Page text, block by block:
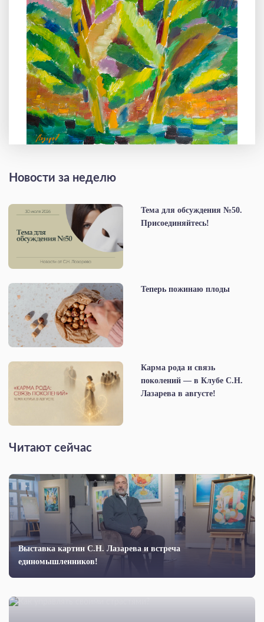
Новости за неделю
Тема для обсуждения №50.
Присоединяйтесь!
Теперь пожинаю плоды
Карма рода и связь
поколений — в Клубе С.Н.
Лазарева в августе!
Читают сейчас
Выставка картин С.Н. Лазарева и встреча
единомышленников!